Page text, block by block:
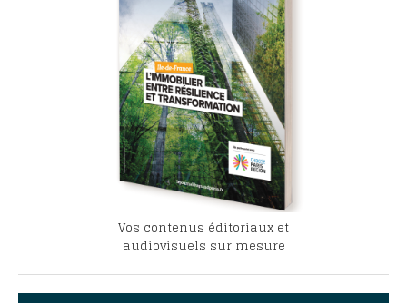
Vos contenus éditoriaux et
audiovisuels sur mesure